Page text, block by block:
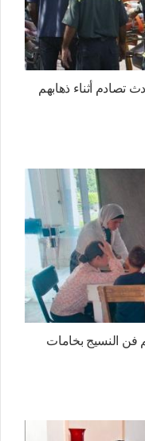
في حادث تصادم أثناء ذهابهم
فن النسيج بخامات